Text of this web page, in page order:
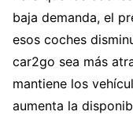
baja demanda, el
esos coches
car2go sea más
mantiene los
aumenta la